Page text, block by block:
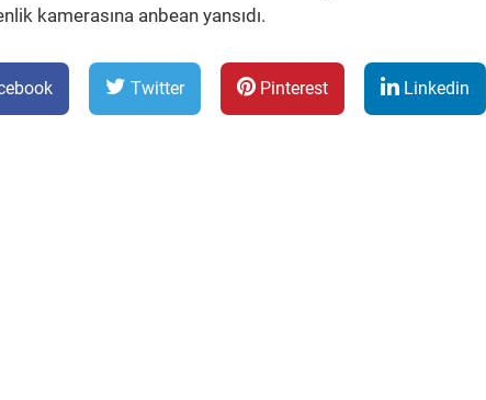
kamerasına anbean yansıdı.
Twitter Pinterest Linkedin